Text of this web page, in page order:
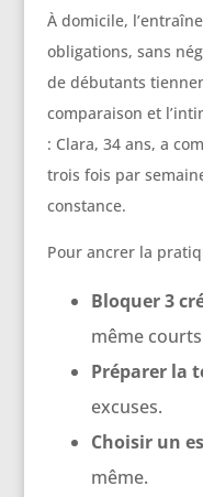
À domicile,
obligations, sans
de débutants
comparaison et
: Clara, 34 ans, a
trois fois par
constance.
Pour ancrer la
Bloquer 3
même
Préparer la
excuses.
Choisir un
même.